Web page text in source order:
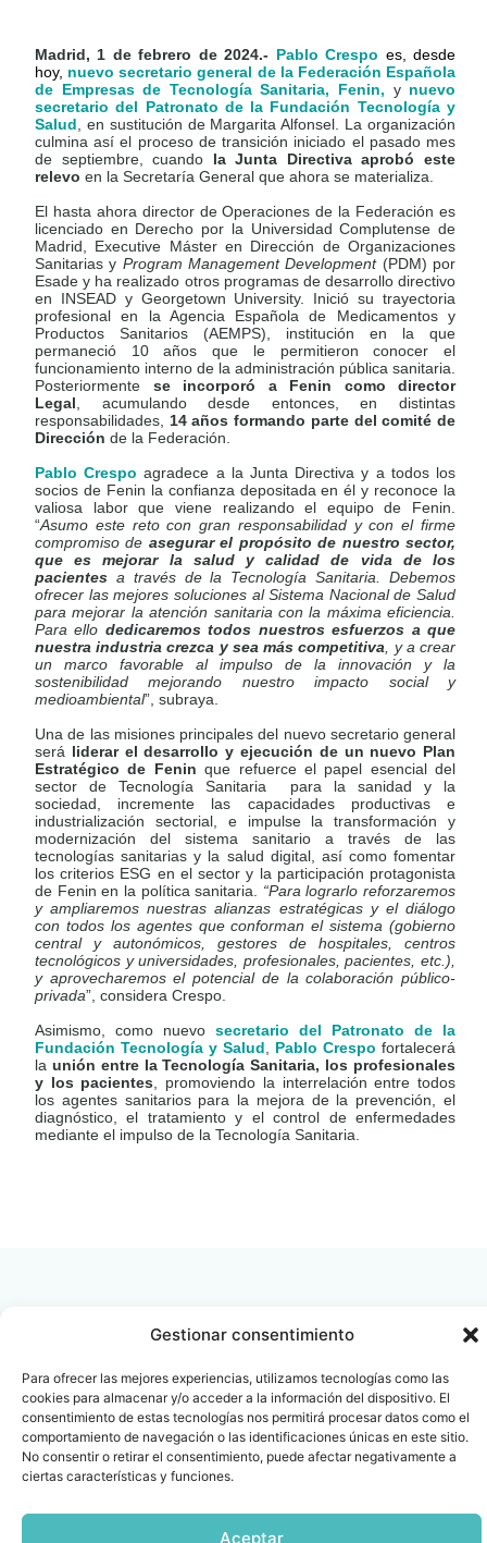
Gestionar consentimiento
Para ofrecer las mejores experiencias, utilizamos tecnologías como las
cookies para almacenar y/o acceder a la información del dispositivo. El
consentimiento de estas tecnologías nos permitirá procesar datos como el
comportamiento de navegación o las identificaciones únicas en este sitio.
No consentir o retirar el consentimiento, puede afectar negativamente a
ciertas características y funciones.
Aceptar
Madrid, 1 de febrero de 2024.- Pablo Crespo es, desde
hoy, nuevo secretario general de la Federación Española
de Empresas de Tecnología Sanitaria,
Fenin, y nuevo
secretario del Patronato de la Fundación Tecnología y
Salud , en sustitución de Margarita Alfonsel. La organización
culmina así el proceso de transición iniciado el pasado mes
de septiembre, cuando la Junta Directiva aprobó este
relevo en la Secretaría General que ahora se materializa.
El hasta ahora director de Operaciones de la Federación es
licenciado en Derecho por la Universidad Complutense de
Madrid, Executive Máster en Dirección de Organizaciones
Sanitarias y Program Management Development(PDM) por
Esade y ha realizado otros programas de desarrollo directivo
en INSEAD y Georgetown University. Inició su trayectoria
profesional en la Agencia Española de Medicamentos y
Productos Sanitarios (AEMPS), institución en la que
permaneció 10 años que le permitieron conocer el
funcionamiento interno de la administración pública sanitaria.
Posteriormente se incorporó a Fenin como director
Legal , acumulando desde entonces, en distintas
responsabilidades, 14 años formando parte del comité de
Dirección de la Federación.
Pablo Crespo agradece a la Junta Directiva y a todos los
socios de Fenin la confianza depositada en él y reconoce la
valiosa labor que viene realizando el equipo de Fenin.
“Asumo este reto con gran responsabilidad y con el firme
compromiso de asegurar el propósito de nuestro sector,
que es mejorar la salud y calidad de vida de los
pacientes a través de la Tecnología Sanitaria. Debemos
ofrecer las mejores soluciones al Sistema Nacional de Salud
para mejorar la atención sanitaria con la máxima eficiencia.
Para ello dedicaremos todos nuestros esfuerzos a que
nuestra industria crezca y sea más competitiva , y a crear
un marco favorable al impulso de la innovación y la
sostenibilidad mejorando nuestro impacto social y
medioambiental”, subraya.
Una de las misiones principales del nuevo secretario general
será liderar el desarrollo y ejecución de un nuevo Plan
Estratégico de Fenin que refuerce el papel esencial del
sector de Tecnología Sanitaria
para la sanidad y la
sociedad, incremente las capacidades productivas e
industrialización sectorial, e impulse la transformación y
modernización del sistema sanitario a través de las
tecnologías sanitarias y la salud digital, así como fomentar
los criterios ESG en el sector y la participación protagonista
de Fenin en la política sanitaria. “Para lograrlo reforzaremos
y ampliaremos nuestras alianzas estratégicas y el diálogo
con todos los agentes que conforman el sistema (gobierno
central y autonómicos, gestores de hospitales, centros
tecnológicos y universidades, profesionales, pacientes, etc.),
y aprovecharemos el potencial de la colaboración público-
privada”, considera Crespo.
Asimismo, como nuevosecretario del Patronato de la
Fundación Tecnología y Salud
Pablo Crespo fortalecerá
la unión entre la Tecnología Sanitaria, los profesionales
y los pacientes , promoviendo la interrelación entre todos
los agentes sanitarios para la mejora de la prevención, el
diagnóstico, el tratamiento y el control de enfermedades
mediante el impulso de la Tecnología Sanitaria.
Contacto
info@fenin.es
C/ Villanueva, 20 - 1-
28001
915 759 800
Oficina Barcelona
Travesera de Gracia, 56 -
1º, 3ª 08006
932 014 655